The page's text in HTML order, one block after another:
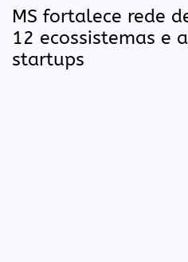
MS fortalece rede
12 ecossistemas e
startups